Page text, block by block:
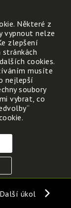
Další úkol
Některé z
vypnout nelze
zlepšení
cookies.
musíte
nejlepší
soubory
vybrat, co
se mohli